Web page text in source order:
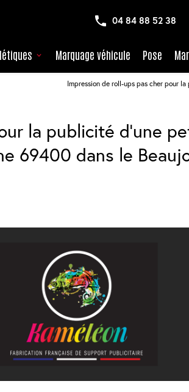
04 84 88 52 38
Marquage véhicule Pose
Impression de roll-ups pas cher pour
la publicité d'une
69400 dans le